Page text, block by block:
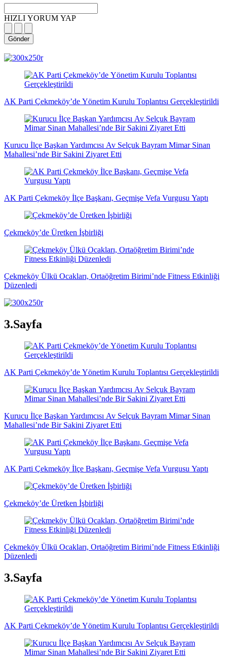
HIZLI YORUM YAP
Gönder
haberleri
haberleri
haberleri
dakika
haberleri
dakika
haberleri
dakika
haberleri
haberler
haberler
haberleri
haberleri
haberleri
AK Parti Çekmeköy’de Yönetim Kurulu Toplantısı Gerçekleştirildi
Kurucu İlçe Başkan Yardımcısı Av Selçuk Bayram Mimar Sinan
Mahallesi’nde Bir Sakini Ziyaret Etti
AK Parti Çekmeköy İlçe Başkanı, Geçmişe Vefa Vurgusu Yaptı
Çekmeköy’de Üretken İşbirliği
Çekmeköy Ülkü Ocakları, Ortaöğretim Birimi’nde Fitness Etkinliği
Düzenledi
3.Sayfa
AK Parti Çekmeköy’de Yönetim Kurulu Toplantısı Gerçekleştirildi
Kurucu İlçe Başkan Yardımcısı Av Selçuk Bayram Mimar Sinan
Mahallesi’nde Bir Sakini Ziyaret Etti
AK Parti Çekmeköy İlçe Başkanı, Geçmişe Vefa Vurgusu Yaptı
Çekmeköy’de Üretken İşbirliği
Çekmeköy Ülkü Ocakları, Ortaöğretim Birimi’nde Fitness Etkinliği
Düzenledi
3.Sayfa
AK Parti Çekmeköy’de Yönetim Kurulu Toplantısı Gerçekleştirildi